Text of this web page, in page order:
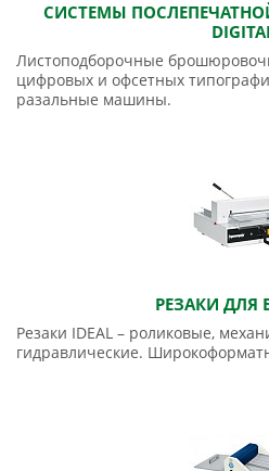
СИСТЕМЫ
Листоподборочные
цифровых и офсетных
разальные машины.
РЕЗАКИ ДЛЯ
Резаки IDEAL – роликовые,
гидравлические.